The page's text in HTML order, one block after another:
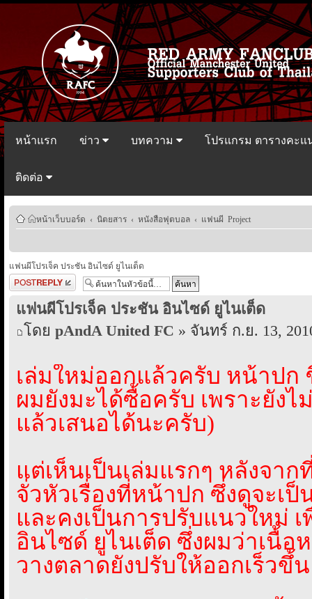
หน้าแรก ข่าว บทความ โปรแกรม ตารางคะ
ติดต่อ
หน้าเว็บบอร์ด ‹ นิตยสาร ‹ หนังสือฟุตบอล ‹ แฟนผี Project
แฟนผีโปรเจ็ค ประชัน อินไซด์ ยูไนเต็ด
ตอบกระทู้
แฟนผีโปรเจ็ค ประชัน อินไซด์ ยูไนเต็ด
โดย pAndA United FC » จันทร์ ก.ย. 13,
เล่มใหม่ออกแล้วครับ หน้าปก
ผมยังมะได้ซื้อครับ เพราะยังไ
แล้วเสนอได้นะครับ)
แต่เห็นเป็นเล่มแรกๆ หลังจา
จั่วหัวเรื่องที่หน้าปก ซึ่งดูจะเป็
และคงเป็นการปรับแนวใหม่
อินไซด์ ยูไนเต็ด ซึ่งผมว่าเนื้อ
วางตลาดยังปรับให้ออกเร็วขึ้